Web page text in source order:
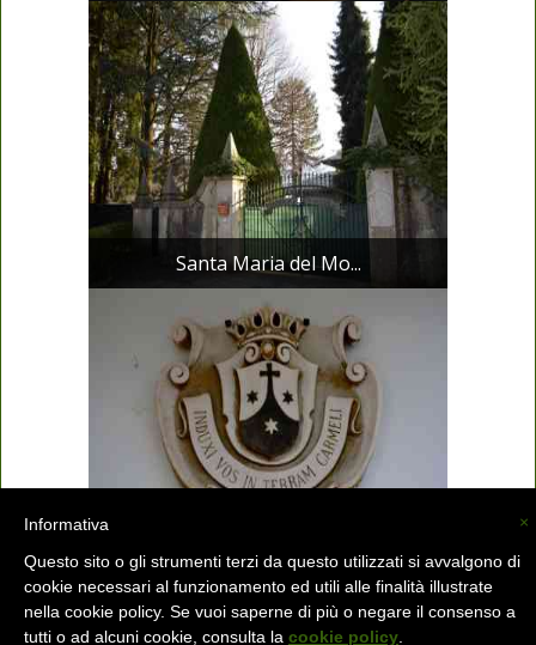
Santa Maria del Mo...
Santa Maria del Mo...
×
Informativa
Questo sito o gli strumenti terzi da questo utilizzati si avvalgono di
cookie necessari al funzionamento ed utili alle finalità illustrate
nella cookie policy. Se vuoi saperne di più o negare il consenso a
tutti o ad alcuni cookie, consulta la cookie policy